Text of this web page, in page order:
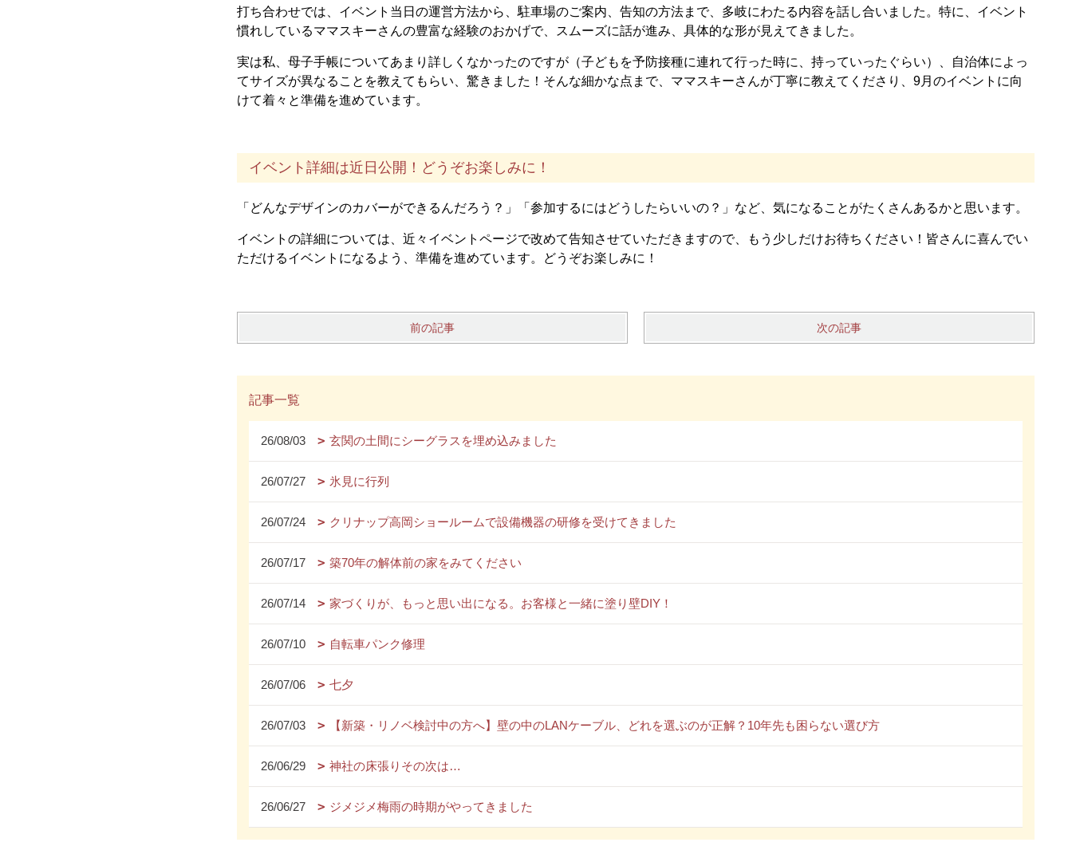
打ち合わせでは、イベント当日の運営方法から、駐車場のご案内、告知の方法まで、多岐にわたる内容を話し合いました。特に、イベント
慣れしているママスキーさんの豊富な経験のおかげで、スムーズに話が進み、具体的な形が見えてきました。
実は私、母子手帳についてあまり詳しくなかったのですが（子どもを予防接種に連れて行った時に、持っていったぐらい）、自治体によっ
てサイズが異なることを教えてもらい、驚きました！そんな細かな点まで、ママスキーさんが丁寧に教えてくださり、9月のイベントに向
けて着々と準備を進めています。
イベント詳細は近日公開！どうぞお楽しみに！
「どんなデザインのカバーができるんだろう？」「参加するにはどうしたらいいの？」など、気になることがたくさんあるかと思います。
イベントの詳細については、近々イベントページで改めて告知させていただきますので、もう少しだけお待ちください！皆さんに喜んでい
ただけるイベントになるよう、準備を進めています。どうぞお楽しみに！
前の記事 次の記事
記事一覧
26/08/03 玄関の土間にシーグラスを埋め込みました
26/07/27 氷見に行列
26/07/24 クリナップ高岡ショールームで設備機器の研修を受けてきました
26/07/17 築70年の解体前の家をみてください
26/07/14 家づくりが、もっと思い出になる。お客様と一緒に塗り壁DIY！
26/07/10 自転車パンク修理
26/07/06 七夕
26/07/03 【新築・リノベ検討中の方へ】壁の中のLANケーブル、どれを選ぶのが正解？10年先も困らない選び方
26/06/29 神社の床張りその次は…
26/06/27 ジメジメ梅雨の時期がやってきました